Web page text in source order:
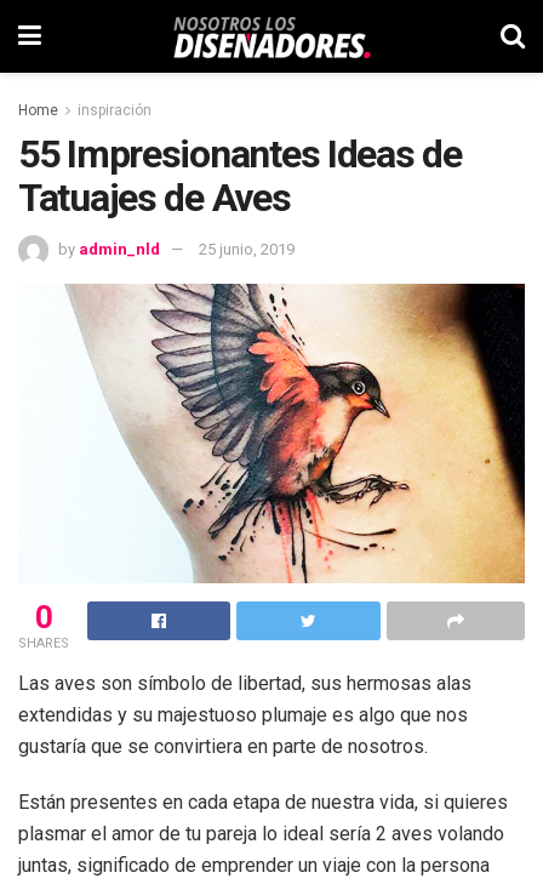
Home inspiración
55 Impresionantes Ideas de
Tatuajes de Aves
by admin_nld 25 junio, 2019
0
SHARES
Las aves son símbolo de libertad, sus hermosas alas
extendidas y su majestuoso plumaje es algo que nos
gustaría que se convirtiera en parte de nosotros.
Están presentes en cada etapa de nuestra vida, si quieres
plasmar el amor de tu pareja lo ideal sería 2 aves volando
juntas, significado de emprender un viaje con la persona